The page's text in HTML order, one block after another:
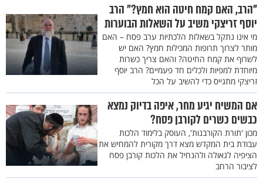
"הרב, האם קמח חיטה הוא חמץ?" הרב
יוסף זריצקי משיב על השאלות הבוערות
מי אינו נתקל בשאלות הלכתיות ערב פסח – האם
מותר לצרוך תרופות המכילות חמץ? האם יש
לשרוף את קמח החיטה? והאם צריך כשרות
מיוחדת למפיות ולכלים חד פעמיים? הרב יוסף
זריצקי מתגייס כדי להשיב על הכל
אם המשיח יגיע מחר, איפה בדיוק נמצא
כבשים כשרים לקורבן פסח?
מכון 'תורת הקורבנות', העוסק בלימוד הלכות
עבודת בית המקדש מצא דרך מקורית להמחיש את
הציפיה לגאולה ולהנחיל את הלכות קורבן פסח
לציבור הרחב